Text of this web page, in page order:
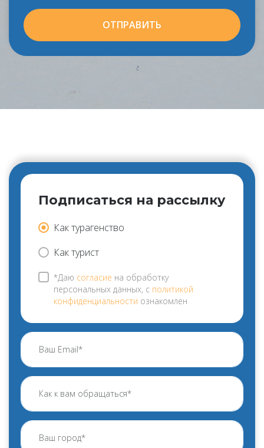
ОТПРАВИТЬ
Подписаться на рассылку
Как турагенство
Как турист
*Даю согласие на обработку
персональных данных, с политикой
конфиденциальности ознакомлен